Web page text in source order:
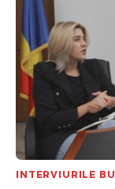
INTERVIURILE